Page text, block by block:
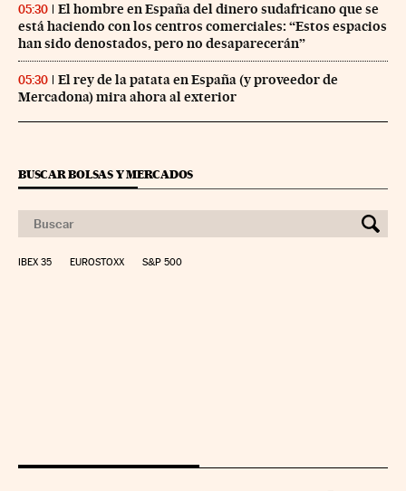
05:30
El hombre en España del dinero sudafricano que se
está haciendo con los centros comerciales: “Estos espacios
han sido denostados, pero no desaparecerán”
05:30
El rey de la patata en España (y proveedor de
Mercadona) mira ahora al exterior
BUSCAR BOLSAS Y MERCADOS
IBEX 35 EUROSTOXX S&P 500